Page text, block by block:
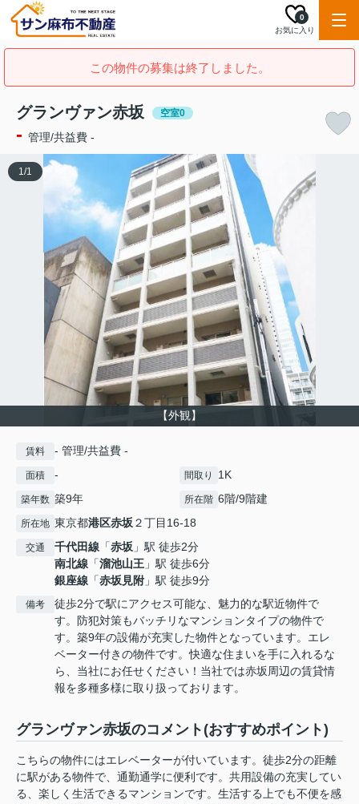
お気に入り
0
この物件の募集は終了しました。
グランヴァン赤坂 空室0
- 管理/共益費 -
【外観】
1/1
賃料 - 管理/共益費 -
面積 - 間取り 1K
築年数 築9年 所在階 6階/9階建
所在地 東京都港区赤坂２丁目16-18
交通 千代田線 「赤坂 」駅 徒歩2分
南北線 「溜池山王 」駅 徒歩6分
銀座線 「赤坂見附 」駅 徒歩9分
備考
徒歩2分で駅にアクセス可能な、魅力的な駅近物件で
す。防犯対策もバッチリなマンションタイプの物件で
す。築9年の設備が充実した物件となっています。エレ
ベーター付きの物件です。快適な住まいを手に入れるな
ら、当社にお任せください！当社では赤坂周辺の賃貸情
報を多種多様に取り扱っております。
グランヴァン赤坂のコメント(おすすめポイント)
こちらの物件にはエレベーターが付いています。徒歩2分の距離
に駅がある物件で、通勤通学に便利です。共用設備の充実してい
る、楽しく生活できるマンションです。生活する上でも不便を感